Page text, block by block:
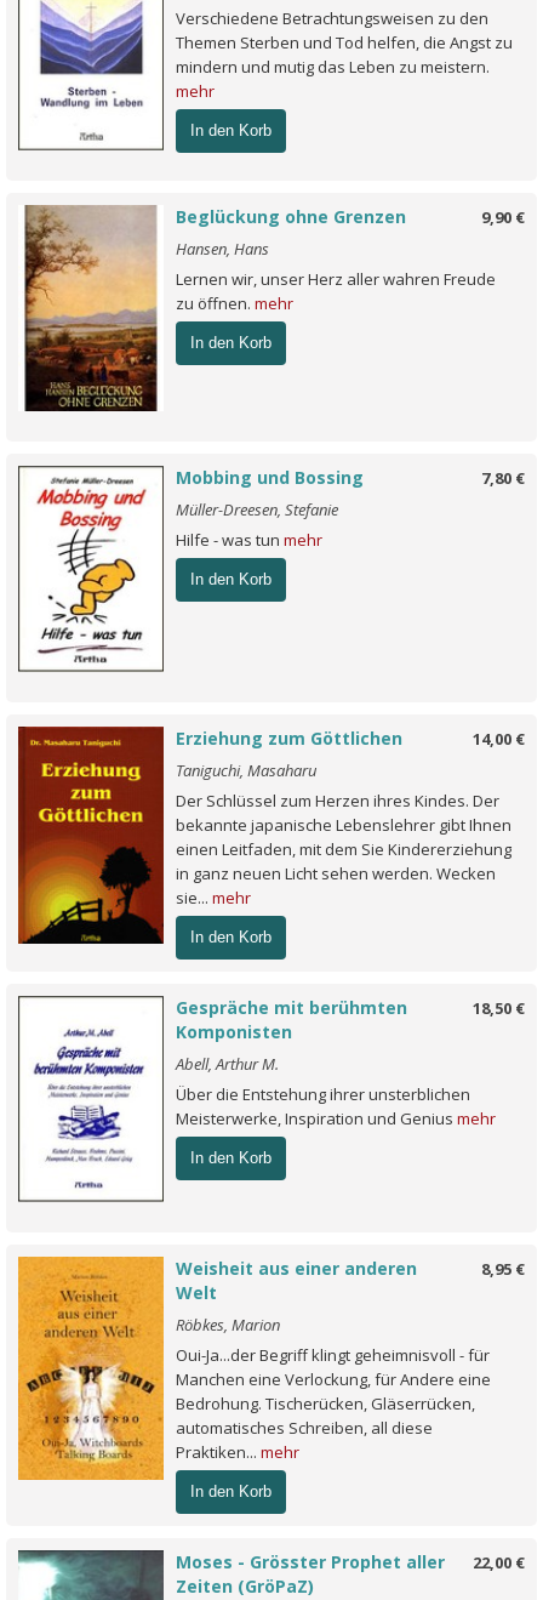
Verschiedene Betrachtungsweisen zu den
Themen Sterben und Tod helfen, die Angst zu
mindern und mutig das Leben zu meistern.
mehr
In den Korb
9,90 €
Beglückung ohne Grenzen
Hansen, Hans
Lernen wir, unser Herz aller wahren Freude
zu öffnen. mehr
In den Korb
7,80 €
Mobbing und Bossing
Müller-Dreesen, Stefanie
Hilfe - was tun mehr
In den Korb
14,00 €
Erziehung zum Göttlichen
Taniguchi, Masaharu
Der Schlüssel zum Herzen ihres Kindes. Der
bekannte japanische Lebenslehrer gibt Ihnen
einen Leitfaden, mit dem Sie Kindererziehung
in ganz neuen Licht sehen werden. Wecken
sie... mehr
In den Korb
18,50 €
Gespräche mit berühmten
Komponisten
Abell, Arthur M.
Über die Entstehung ihrer unsterblichen
Meisterwerke, Inspiration und Genius mehr
In den Korb
8,95 €
Weisheit aus einer anderen
Welt
Röbkes, Marion
Oui-Ja...der Begriff klingt geheimnisvoll - für
Manchen eine Verlockung, für Andere eine
Bedrohung. Tischerücken, Gläserrücken,
automatisches Schreiben, all diese
Praktiken... mehr
In den Korb
22,00 €
Moses - Grösster Prophet aller
Zeiten (GröPaZ)